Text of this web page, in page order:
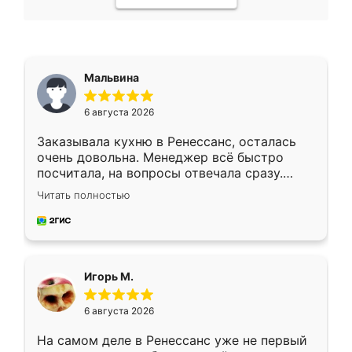
Мальвина
6 августа 2026
Заказывала кухню в Ренессанс, осталась
очень довольна. Менеджер всё быстро
посчитала, на вопросы отвечала сразу.
Замерщик приехал в субботу, подошёл к
делу со всей ответственностью. Собрали
за день, ребята работали аккуратно, даже
Читать полностью
Игорь М.
6 августа 2026
На самом деле в Ренессанс уже не первый